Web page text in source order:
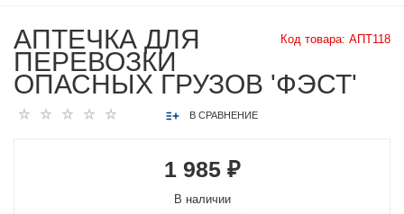
Код товара: АПТ118
АПТЕЧКА ДЛЯ
ПЕРЕВОЗКИ
ОПАСНЫХ ГРУЗОВ 'ФЭСТ'
В СРАВНЕНИЕ
1 985 ₽
В наличии